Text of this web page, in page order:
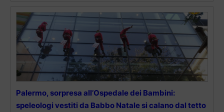
Palermo, sorpresa all’Ospedale dei Bambini:
speleologi vestiti da Babbo Natale si calano dal tetto